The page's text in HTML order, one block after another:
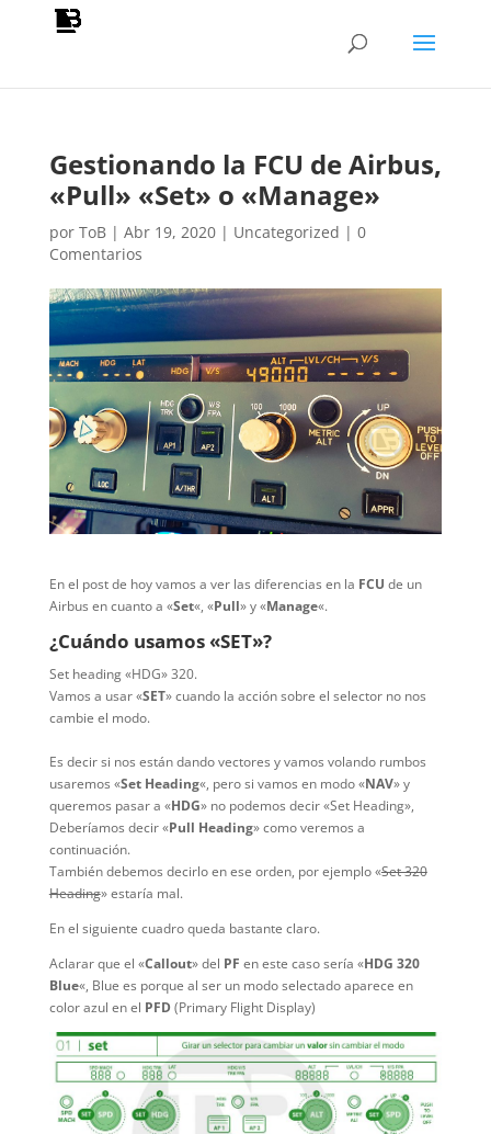
Gestionando la FCU de Airbus,
«Pull» «Set» o «Manage»
por ToB| Abr 19, 2020| Uncategorized | 0
Comentarios
En el post de hoy vamos a ver las diferencias en la FCU de un
Airbus en cuanto a «Set«, «Pull» y «Manage«.
¿Cuándo usamos «SET»?
Set heading «HDG» 320.
Vamos a usar «SET» cuando la acción sobre el selector no nos
cambie el modo.
Es decir si nos están dando vectores y vamos volando rumbos
usaremos «Set Heading«, pero si vamos en modo «NAV» y
queremos pasar a «HDG» no podemos decir «Set Heading»,
Deberíamos decir «Pull Heading» como veremos a
continuación.
También debemos decirlo en ese orden, por ejemplo «Set 320
Heading» estaría mal.
En el siguiente cuadro queda bastante claro.
Aclarar que el «Callout» del PF en este caso sería «HDG 320
Blue«, Blue es porque al ser un modo selectado aparece en
color azul en el PFD(Primary Flight Display)